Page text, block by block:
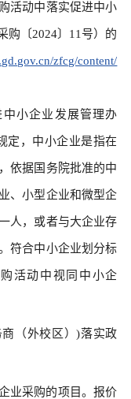
活动中落实促进中小
购〔2024〕11号）的
zfcg/content/
中小企业发展管理办
定，中小企业是指在
依据国务院批准的中
、小型企业和微型企
人，或者与大企业存
符合中小企业划分标
活动中视同中小企
（外校区）)落实政
业采购的项目。报价